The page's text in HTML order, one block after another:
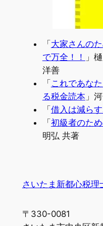
「 大家さんの
で万全！！
」
洋善
「 これであな
る税金読本 」
「 借入は減ら
「 初級者のた
明弘 共著
さいたま新都心税
〒330-0081